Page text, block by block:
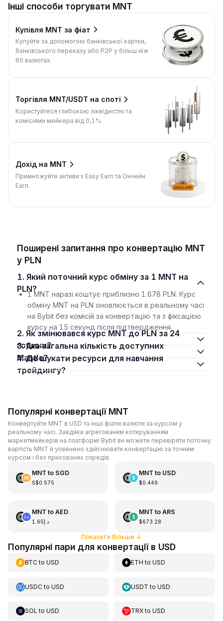
Інші способи торгувати MNT
Купівля MNT за фіат
Купуйте за допомогою банківської картки,
банківського переказу або P2P у більш ніж
60 валютах.
Торгівля MNT/USDT на споті
Користуйтеся глибокою ліквідністю та
комісіями мейкера від 0,1%.
Дохід на MNT
Примножуйте активи з Easy Earn та Ончейн
Earn.
Поширені запитання про конвертацію MNT
у PLN
1. Який поточний курс обміну за 1 MNT на
PLN?
1 MNT наразі коштує приблизно 1.678 PLN. Курс
обміну MNT на PLN оновлюється в реальному часі
на Bybit без комісій за конвертацію та з фіксацією
курсу на 15 секунд після підтвердження.
2. Як змінювався курс MNT до PLN за 24
години?
3. Яка загальна кількість доступних
Mantle?
4. Де шукати ресурси для навчання
трейдингу?
Популярні конвертації MNT
Конвертуйте MNT в USD та інші фіатні валюти за курсом у
реальному часі. Завдяки агрегованим котируванням
маркетмейкерів на платформі Bybit ви можете перевіряти поточну
вартість MNT й упевнено здійснювати конвертацію за точним
курсом і без прихованих спредів.
MNT to SGD
S$0.575
MNT to USD
$0.449
MNT to AED
د.إ1.65
MNT to ARS
$673.28
Показати більше ↓
Популярні пари для конвертації в USD
BTCto USD ETH toUSD
USDCto USD USDT toUSD
SOL to USD TRXtoUSD